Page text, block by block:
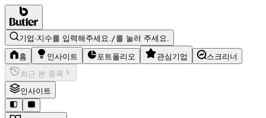
기업·지수를 입력해주세요./를 눌러 주세요.
홈 인사이트 포트폴리오 관심기업
스크리너
최근 본 종목
인사이트